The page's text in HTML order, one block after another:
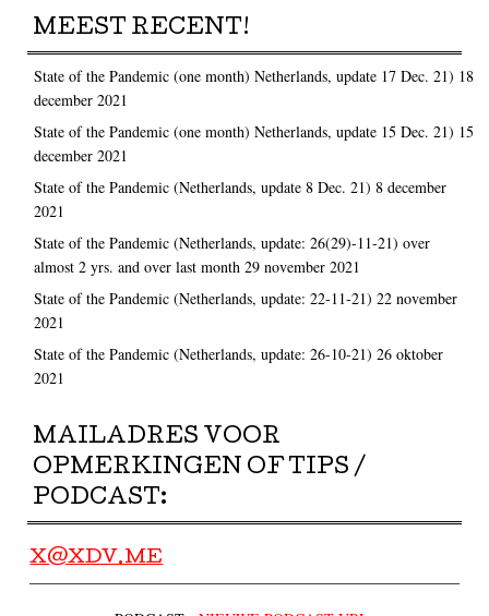
MEEST RECENT!
State of the Pandemic (one month) Netherlands, update 17 Dec. 21) 18
december 2021
State of the Pandemic (one month) Netherlands, update 15 Dec. 21) 15
december 2021
State of the Pandemic (Netherlands, update 8 Dec. 21) 8 december
2021
State of the Pandemic (Netherlands, update: 26(29)-11-21) over
almost 2 yrs. and over last month 29 november 2021
State of the Pandemic (Netherlands, update: 22-11-21) 22 november
2021
State of the Pandemic (Netherlands, update: 26-10-21) 26 oktober
2021
MAILADRES VOOR
OPMERKINGEN OF TIPS /
PODCAST:
X@XDV.ME